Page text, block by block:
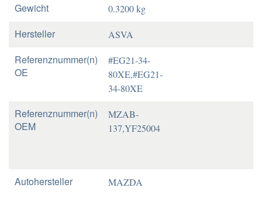
Gewicht 0.3200 kg
Hersteller ASVA
Referenznummer(n)
OE
#EG21-34-
80XE,#EG21-
34-80XE
Referenznummer(n)
OEM
MZAB-
137,YF25004
Autohersteller MAZDA